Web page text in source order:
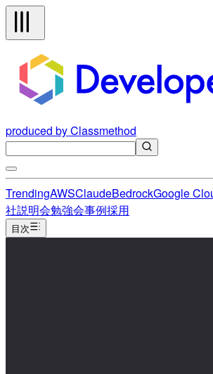
produced by Classmethod
TrendingAWSClaudeBedrockGoogle
社説明会勉強会事例採用
目次